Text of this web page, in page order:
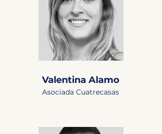
Valentina Alamo
Asociada Cuatrecasas